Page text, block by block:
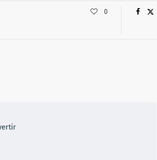
0